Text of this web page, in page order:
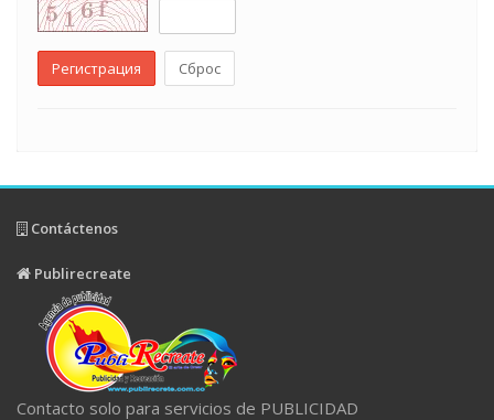
Регистрация Сброс
Contáctenos
Publirecreate
Contacto solo para servicios de PUBLICIDAD